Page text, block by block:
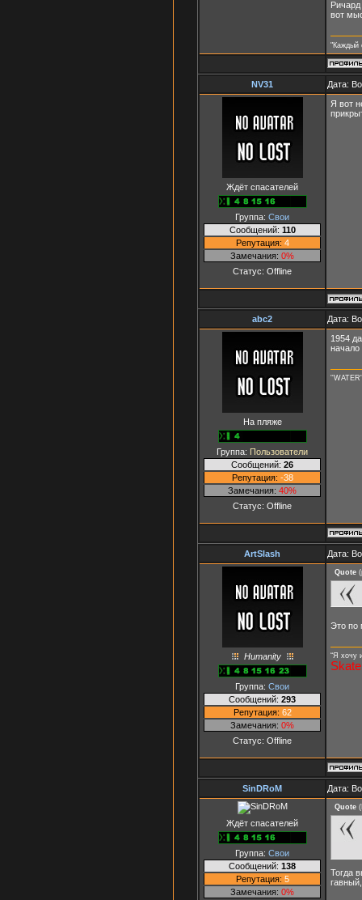
вот
"Каждый
NV31 Дата:
Ждёт спасателей
Группа: Свои
Сообщений: 110
Репутация: 4
Замечания: 0%
Статус: Offline
Я вот
abc2 Дата:
На пляже
Группа: Пользователи
Сообщений: 26
Репутация: -38
Замечания: 40%
Статус: Offline
1954
начало
ArtSlash Дата:
Humanity
Группа: Свои
Сообщений: 293
Репутация: 62
Замечания: 0%
Статус: Offline
Quote (
Это по
“Я хочу
Skate
SinDRoM Дата:
Ждёт спасателей
Группа: Свои
Сообщений: 138
Репутация: 5
Замечания: 0%
Quote (
Тогда